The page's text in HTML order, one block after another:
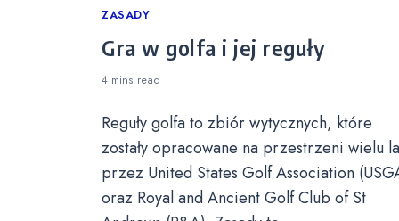
Categories
ZASADY
Gra w golfa i jej reguły
4 mins read
Reguły golfa to zbiór wytycznych, które
zostały opracowane na przestrzeni wielu
przez United States Golf Association
oraz Royal and Ancient Golf Club of St